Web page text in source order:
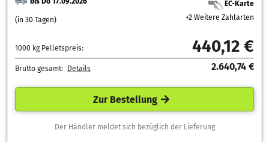
(in 30 Tagen)
EC-Karte
+2 Weitere Zahlarten
1000 kg Pelletspreis: 440,12 €
Brutto gesamt: Details 2.640,74 €
Zur Bestellung
Der Händler meldet sich bezüglich der Lieferung